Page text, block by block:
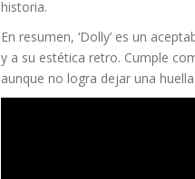
historia.
En resumen, ‘Dolly’ es un
y a su estética retro. Cumple
aunque no logra dejar una